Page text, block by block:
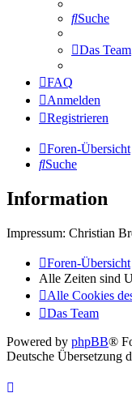
Suche
Das Team
FAQ
Anmelden
Registrieren
Foren-Übersicht
Suche
Information
Impressum: Christian
Foren-Übersicht
Alle Zeiten sind
Alle Cookies
Das Team
Powered by phpBB®
Deutsche Übersetzung